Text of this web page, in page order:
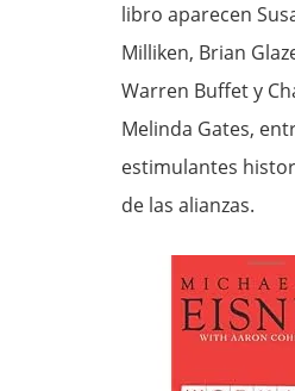
libro aparecen
Milliken, Brian
Warren Buffet y
Melinda Gates,
estimulantes
de las alianzas.